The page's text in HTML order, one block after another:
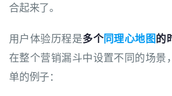
合起来了。
用户体验历程是多个同理心地图的
在整个营销漏斗中设置不同的场景
单的例子：